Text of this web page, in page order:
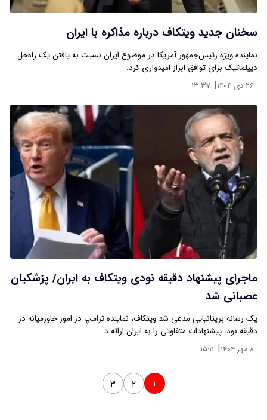
سخنان جدید ویتکاف درباره مذاکره با ایران‌
نماینده ویژه رئیس‌جمهور آمریکا در موضوع ایران نسبت به یافتن یک راه‌حل
دیپلماتیک برای توافق ابراز امیدواری کرد.
۲۶ دی ۱۴۰۴ | ۱۳:۳۷
ماجرای پیشنهاد دقیقه نودی ویتکاف به ایران/ پزشکیان
عصبانی شد
یک رسانه بریتانیایی مدعی شد ویتکاف، نماینده ترامپ در امور خاورمیانه در
دقیقه نود، پیشنهادات متفاوتی را به ایران ارائه د…
۸ مهر ۱۴۰۴ | ۱۵:۱۱
۱ ۲ ۳